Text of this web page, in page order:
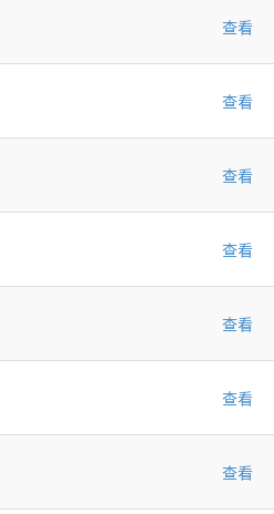
查看
查看
查看
查看
查看
查看
查看